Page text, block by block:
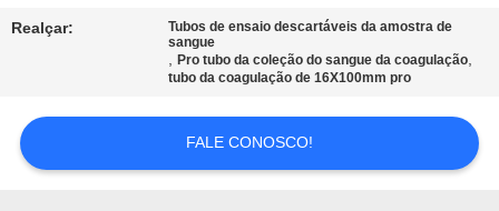
PRIVACY
Realçar:
Tubos de ensaio descartáveis da amostra de
sangue
,Pro tubo da coleção do sangue da coagulação,
tubo da coagulação de 16X100mm pro
FALE CONOSCO!